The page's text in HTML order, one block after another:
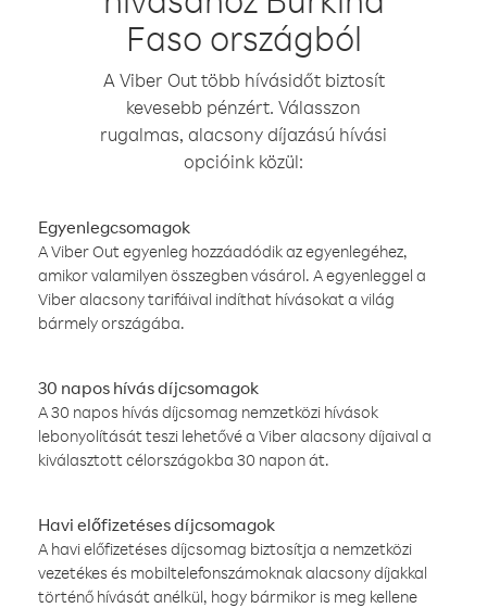
Faso országból
A Viber Out több hívásidőt biztosít
kevesebb pénzért. Válasszon
rugalmas, alacsony díjazású hívási
opcióink közül:
Egyenlegcsomagok
A Viber Out egyenleg hozzáadódik az egyenlegéhez,
amikor valamilyen összegben vásárol. A egyenleggel a
Viber alacsony tarifáival indíthat hívásokat a világ
bármely országába.
30 napos hívás díjcsomagok
A 30 napos hívás díjcsomag nemzetközi hívások
lebonyolítását teszi lehetővé a Viber alacsony díjaival a
kiválasztott célországokba 30 napon át.
Havi előfizetéses díjcsomagok
A havi előfizetéses díjcsomag biztosítja a nemzetközi
vezetékes és mobiltelefonszámoknak alacsony díjakkal
történő hívását anélkül, hogy bármikor is meg kellene